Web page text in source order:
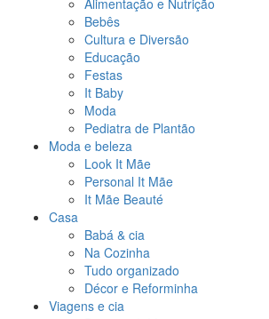
Alimentação e Nutrição
Bebês
Cultura e Diversão
Educação
Festas
It Baby
Moda
Pediatra de Plantão
Moda e beleza
Look It Mãe
Personal It Mãe
It Mãe Beauté
Casa
Babá & cia
Na Cozinha
Tudo organizado
Décor e Reforminha
Viagens e cia